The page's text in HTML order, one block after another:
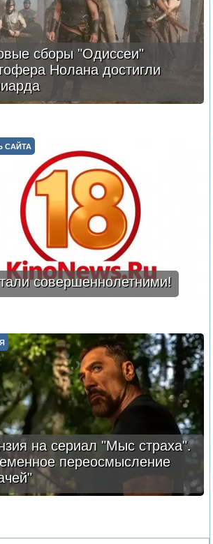
сборы "Одиссеи"
Нолана достигли
совершеннолетними!
САЙТА
на сериал "Мыс страха".
переосмысление